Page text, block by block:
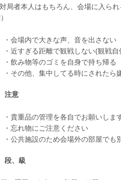
局者本人はもちろん、会場に入られ
・会場内で大きな声、音を出さない
・近すぎる距離で観戦しない(観戦自
・飲み物等のゴミを自身で持ち帰る
・その他、集中してる時にされたら
意
・貴重品の管理を各自でお願いしま
・忘れ物にご注意ください
・公共施設のため会場外の部屋でも
、級